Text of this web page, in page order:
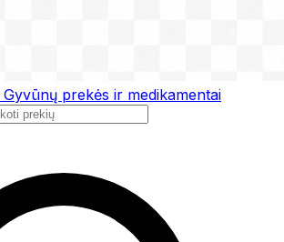
Gyvūnų prekės ir medikamentai